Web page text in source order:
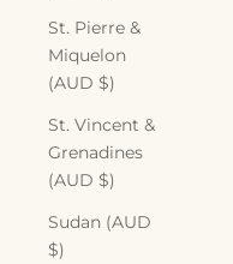
St. Pierre &
Miquelon
(AUD $)
St. Vincent &
Grenadines
(AUD $)
Sudan (AUD
$)